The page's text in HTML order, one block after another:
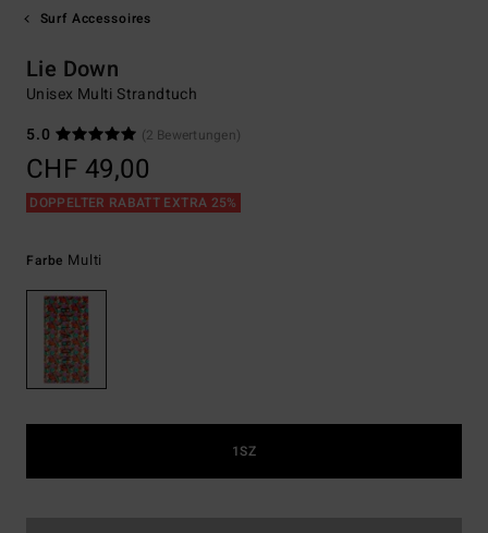
Surf Accessoires
Lie Down
Unisex Multi Strandtuch
5.0
(2 Bewertungen)
CHF 49,00
DOPPELTER RABATT EXTRA 25%
Farbe Multi
1SZ